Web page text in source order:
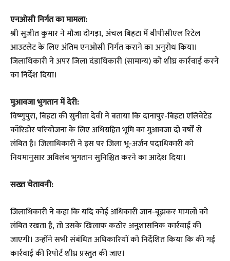
एनओसी निर्गत का मामला:
श्री सुजीत कुमार ने मौजा दोगड़ा, अंचल बिहटा में बीपीसीएल रिटेल
आउटलेट के लिए अंतिम एनओसी निर्गत कराने का अनुरोध किया।
जिलाधिकारी ने अपर जिला दंडाधिकारी (सामान्य) को शीघ्र कार्रवाई करने
का निर्देश दिया।
मुआवजा भुगतान में देरी:
विष्णुपुरा, बिहटा की सुनीता देवी ने बताया कि दानापुर-बिहटा एलिवेटेड
कॉरिडोर परियोजना के लिए अधिग्रहित भूमि का मुआवजा दो वर्षों से
लंबित है। जिलाधिकारी ने इस पर जिला भू-अर्जन पदाधिकारी को
नियमानुसार अविलंब भुगतान सुनिश्चित करने का आदेश दिया।
सख्त चेतावनी:
जिलाधिकारी ने कहा कि यदि कोई अधिकारी जान-बूझकर मामलों को
लंबित रखता है, तो उसके खिलाफ कठोर अनुशासनिक कार्रवाई की
जाएगी। उन्होंने सभी संबंधित अधिकारियों को निर्देशित किया कि की गई
कार्रवाई की रिपोर्ट शीघ्र प्रस्तुत की जाए।